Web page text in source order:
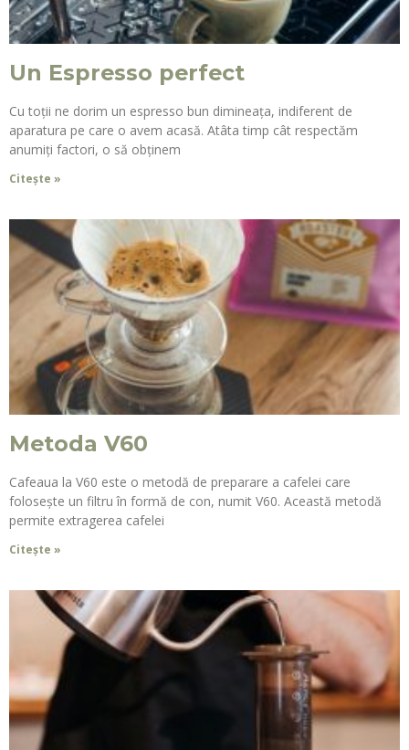
Un Espresso perfect
Cu toții ne dorim un espresso bun dimineața, indiferent de
aparatura pe care o avem acasă. Atâta timp cât respectăm
anumiți factori, o să obținem
Citește »
Metoda V60
Cafeaua la V60 este o metodă de preparare a cafelei care
folosește un filtru în formă de con, numit V60. Această metodă
permite extragerea cafelei
Citește »